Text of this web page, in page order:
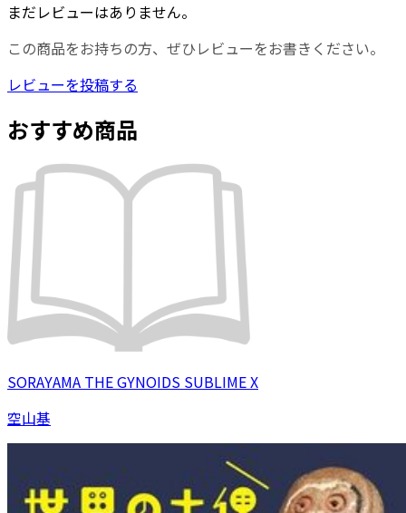
まだレビューはありません。
この商品をお持ちの方、ぜひレビューをお書きください。
レビューを投稿する
おすすめ商品
SORAYAMA THE GYNOIDS SUBLIME X
空山基